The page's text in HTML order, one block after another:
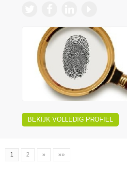
BEKIJK VOLLEDIG PROFIEL
1 2 » »»